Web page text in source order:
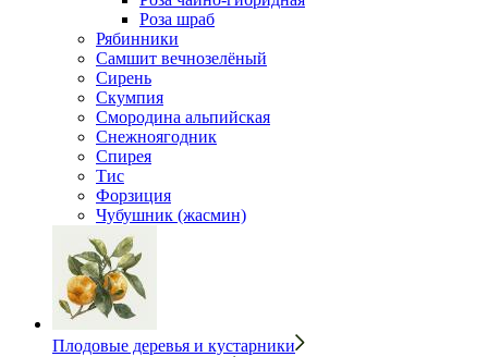
Роза шраб
Рябинники
Самшит вечнозелёный
Сирень
Скумпия
Смородина альпийская
Снежноягодник
Спирея
Тис
Форзиция
Чубушник (жасмин)
Плодовые деревья и кустарники